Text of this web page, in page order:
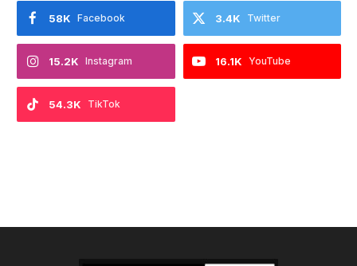
Facebook
58K Twitter
3.4K
Instagram
15.2K YouTube
16.1K
TikTok
54.3K